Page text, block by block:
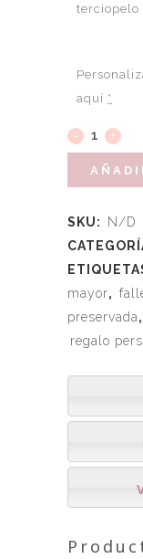
terciopelo
aquí *
SKU:
N/D
mayor,
preservada,
regalo